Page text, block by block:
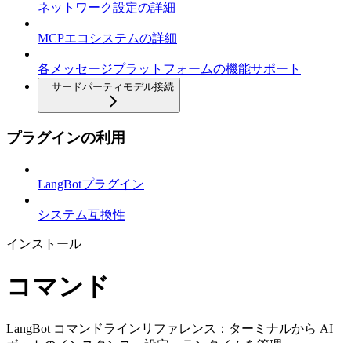
ネットワーク設定の詳細
MCPエコシステムの詳細
各メッセージプラットフォームの機能サポート
サードパーティモデル接続
プラグインの利用
LangBotプラグイン
システム互換性
インストール
コマンド
LangBot コマンドラインリファレンス：ターミナルから AI